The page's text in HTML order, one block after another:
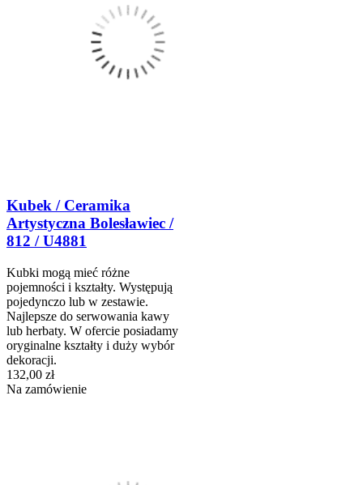
Kubek / Ceramika
Artystyczna Bolesławiec /
812 / U4881
Kubki mogą mieć różne
pojemności i kształty. Występują
pojedynczo lub w zestawie.
Najlepsze do serwowania kawy
lub herbaty. W ofercie posiadamy
oryginalne kształty i duży wybór
dekoracji.
132,00 zł
Na zamówienie